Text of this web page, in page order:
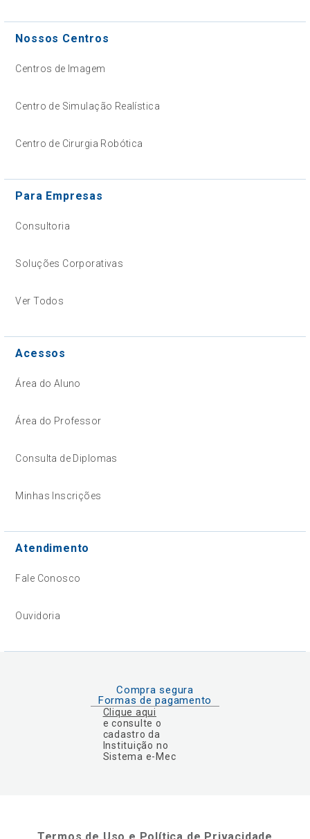
Nossos Centros
Centros de Imagem
Centro de Simulação Realística
Centro de Cirurgia Robótica
Para Empresas
Consultoria
Soluções Corporativas
Ver Todos
Acessos
Área do Aluno
Área do Professor
Consulta de Diplomas
Minhas Inscrições
Atendimento
Fale Conosco
Ouvidoria
Compra segura
Formas de pagamento
Clique aqui
e consulte o
cadastro da
Instituição no
Sistema e-Mec